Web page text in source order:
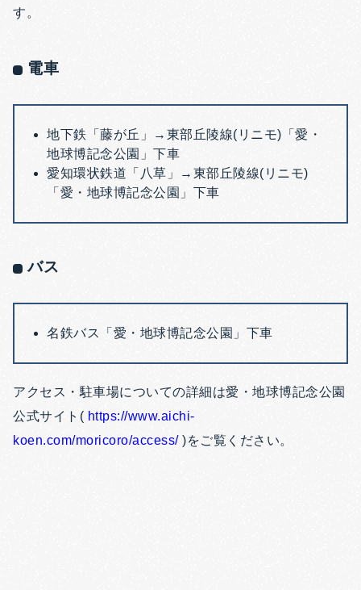
す。
電車
地下鉄「藤が丘」→東部丘陵線(リニモ)「愛・
地球博記念公園」下車
愛知環状鉄道「八草」→東部丘陵線(リニモ)
「愛・地球博記念公園」下車
バス
名鉄バス「愛・地球博記念公園」下車
アクセス・駐車場についての詳細は愛・地球博記念公園
公式サイト( https://www.aichi-
koen.com/moricoro/access/)をご覧ください。